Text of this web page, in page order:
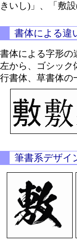
きいし)」、「敷
書体による違
書体による字形の
左から、ゴシック
行書体、草書体の
筆書系デザイ